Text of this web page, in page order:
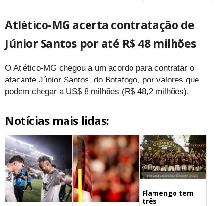
Atlético-MG acerta contratação de
Júnior Santos por até R$ 48 milhões
O Atlético-MG chegou a um acordo para contratar o
atacante Júnior Santos, do Botafogo, por valores que
podem chegar a US$ 8 milhões (R$ 48,2 milhões).
Notícias mais lidas:
Flamengo tem
três